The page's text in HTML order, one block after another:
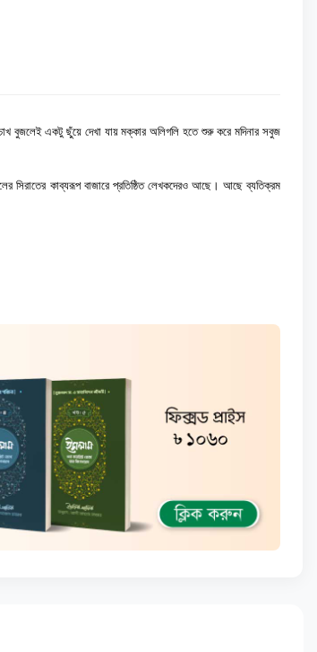
বুজলেই একটু ছুঁয়ে দেখা যায় মক্কার অলিগলি হতে শুরু করে মদিনার সবুজ
সিরাতের কাব্যরূপ বাজারে প্রতিষ্ঠিত লেখকদেরও আছে। আছে ব্যতিক্রম